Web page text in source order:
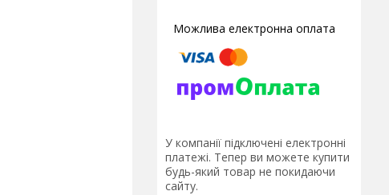
У компанії підключені електронні
платежі. Тепер ви можете купити
будь-який товар не покидаючи
сайту.